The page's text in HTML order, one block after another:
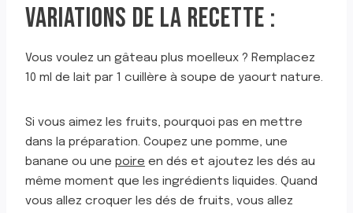
VARIATIONS DE LA RECETTE :
Vous voulez un gâteau plus moelleux ? Remplacez
10 ml de lait par 1 cuillère à soupe de yaourt nature.
Si vous aimez les fruits, pourquoi pas en mettre
dans la préparation. Coupez une pomme, une
banane ou une poire en dés et ajoutez les dés au
même moment que les ingrédients liquides. Quand
vous allez croquer les dés de fruits, vous allez